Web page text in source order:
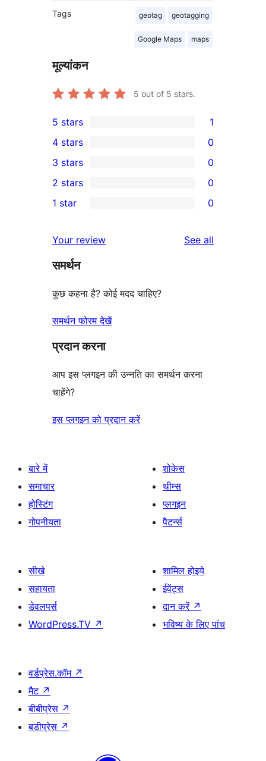
Tags geotag geotagging
Google Maps maps
मूल्यांकन
5 out of 5 stars.
1
5-
star
review
5 stars 1
4-
star
reviews
4 stars 0
0
3-
star
3 stars 0
2-
reviews
2 stars 0
star
reviews
1 star 0
Your review See all
समर्थन
कुछ कहना है? कोई मदद चाहिए?
समर्थन फोरम देखें
प्रदान करना
आप इस प्लगइन की उन्नति का समर्थन करना
चाहेंगे?
इस प्लगइन को प्रदान करें
बारे में
समाचार
होस्टिंग
गोपनीयता
शोकेस
थीम्स
प्लगइन
पैटर्न्स
सीखे
सहायता
डेवलपर्स
WordPress.TV ↗
शामिल होइये
ईवेंट्स
दान करें ↗
भविष्य के लिए पांच
वर्डप्रेस.कॉम ↗
मैट ↗
बीबीप्रेस ↗
बडीप्रेस ↗